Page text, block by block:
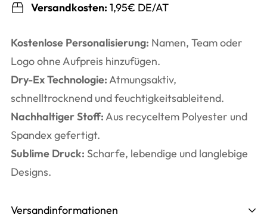
Versandkosten: 1,95€ DE/AT
Kostenlose Personalisierung: Namen, Team oder
Logo ohne Aufpreis hinzufügen.
Dry-Ex Technologie:Atmungsaktiv,
schnelltrocknend und feuchtigkeitsableitend.
Nachhaltiger Stoff:Aus recyceltem Polyester und
Spandex gefertigt.
Sublime Druck: Scharfe, lebendige und langlebige
Designs.
Versandinformationen